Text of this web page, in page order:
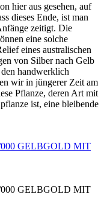
hier aus gesehen, auf
dieses Ende, ist man
zeitigt. Die
eine solche
eines australischen
von Silber nach Gelb
handwerklich
wir in jüngerer Zeit am
Pflanze, deren Art mit
ist, eine bleibende
000 GELBGOLD MIT
000 GELBGOLD MIT